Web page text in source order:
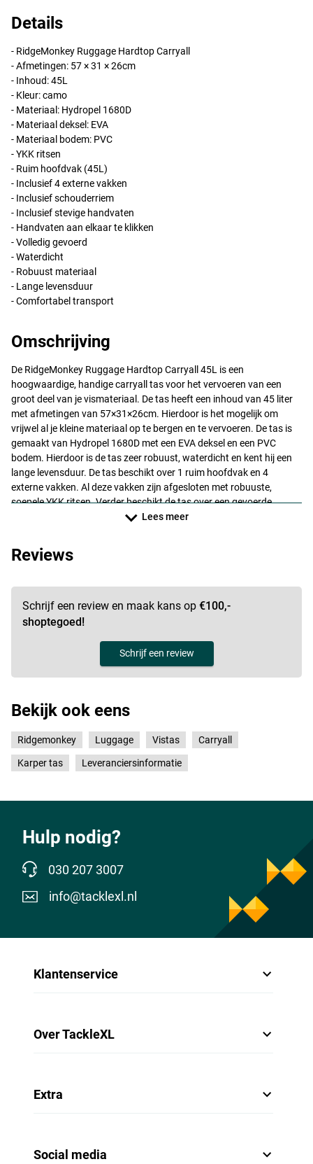
Details
- RidgeMonkey Ruggage Hardtop Carryall
- Afmetingen: 57 × 31 × 26cm
- Inhoud: 45L
- Kleur: camo
- Materiaal: Hydropel 1680D
- Materiaal deksel: EVA
- Materiaal bodem: PVC
-YKK ritsen
- Ruim hoofdvak (45L)
- Inclusief 4 externe vakken
- Inclusief schouderriem
- Inclusief stevige handvaten
- Handvaten aan elkaar te klikken
- Volledig gevoerd
- Waterdicht
- Robuust materiaal
- Lange levensduur
- Comfortabel transport
Omschrijving
De RidgeMonkey Ruggage Hardtop Carryall 45L is een
hoogwaardige, handige carryall tas voor het vervoeren van een
groot deel van je vismateriaal. De tas heeft een inhoud van 45 liter
met afmetingen van 57×31×26cm. Hierdoor is het mogelijk om
vrijwel al je kleine materiaal op te bergen en te vervoeren. De tas is
gemaakt van Hydropel 1680D met een EVAdeksel en een PVC
bodem. Hierdoor is de tas zeer robuust, waterdicht en kent hij een
lange levensduur. De tas beschikt over 1 ruim hoofdvak en 4
externe vakken. Al deze vakken zijn afgesloten met robuuste,
soepeleYKKritsen. Verder beschikt de tas over een gevoerde
schouderriem en 2 stevige handvaten. De handvaten kunnen aan
Lees meer
Reviews
Schrijf een review en maak kans op €100,-
shoptegoed!
Schrijf een review
Bekijk ook eens
Ridgemonkey Luggage Vistas Carryall
Karper tas Leveranciersinformatie
Hulp nodig?
030 207 3007
info@tacklexl.nl
Klantenservice
Over TackleXL
Extra
Social media